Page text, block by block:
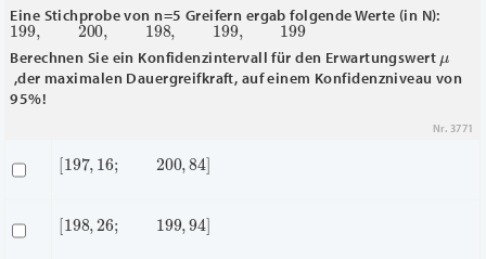
Eine Stichprobe von n=5 Greifern ergab folgende Werte (in N):
199 ,200,198,199, 199
Berechnen Sie ein Konfidenzintervall für den Erwartungswert
,der maximalen Dauergreifkraft, auf einem Konfidenzniveau von
95%!
Nr. 3771
[197 ,16 ,84
[198 ,26 ,94